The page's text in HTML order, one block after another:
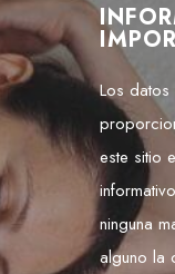
Los datos
este sitio
ninguna
alguno la